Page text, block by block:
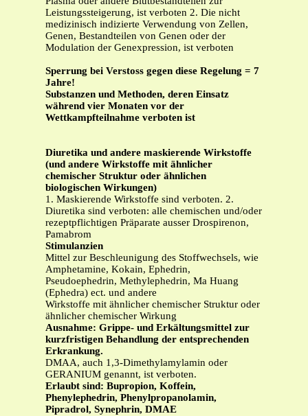
Leistungssteigerung, ist verboten 2. Die nicht
medizinisch indizierte Verwendung von Zellen,
Genen, Bestandteilen von Genen oder der
Modulation der Genexpression, ist verboten
Sperrung bei Verstoss gegen diese Regelung = 7
Jahre!
Substanzen und Methoden, deren Einsatz
während vier Monaten vor der
Wettkampfteilnahme verboten ist
Diuretika und andere maskierende Wirkstoffe
(und andere Wirkstoffe mit ähnlicher
chemischer Struktur oder ähnlichen
biologischen Wirkungen)
1. Maskierende Wirkstoffe sind verboten. 2.
Diuretika sind verboten: alle chemischen und/oder
rezeptpflichtigen Präparate ausser Drospirenon,
Pamabrom
Stimulanzien
Mittel zur Beschleunigung des Stoffwechsels, wie
Amphetamine, Kokain, Ephedrin,
Pseudoephedrin, Methylephedrin, Ma Huang
(Ephedra) ect. und andere
Wirkstoffe mit ähnlicher chemischer Struktur oder
ähnlicher chemischer Wirkung
Ausnahme: Grippe- und Erkältungsmittel zur
kurzfristigen Behandlung der entsprechenden
Erkrankung.
DMAA, auch 1,3-Dimethylamylamin oder
GERANIUM genannt, ist verboten.
Erlaubt sind: Bupropion, Koffein,
Phenylephedrin, Phenylpropanolamin,
Pipradrol, Synephrin, DMAE